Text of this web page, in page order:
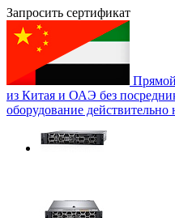
Запросить сертификат
из Китая и ОАЭ без
оборудование